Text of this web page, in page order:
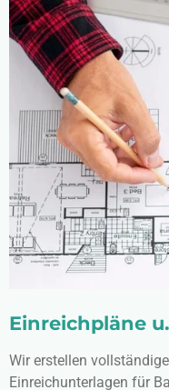
Einreichpläne
Wir erstellen
Einreichunterlagen für